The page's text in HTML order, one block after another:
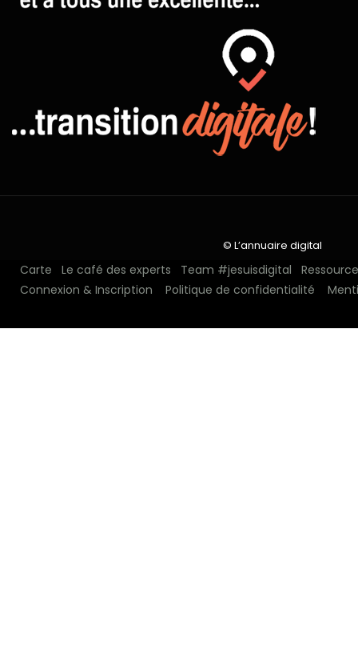
Carte Le café des experts Team #jesuisdigital
Connexion & Inscription
Politique de confidentialité
© L’annuaire digital